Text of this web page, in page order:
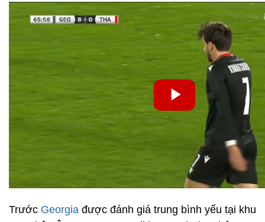
Trước Georgia được đánh giá trung bình yếu tại khu